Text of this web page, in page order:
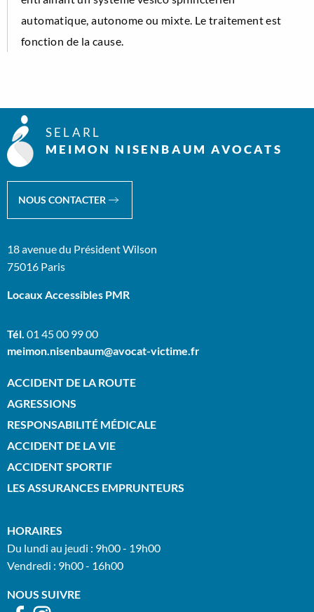
automatique, autonome ou mixte. Le traitement est
fonction de la cause.
SELARL
MEIMON NISENBAUM AVOCATS
NOUS CONTACTER
18 avenue du Président Wilson
75016 Paris
Locaux Accessibles PMR
Tél. 01 45 00 99 00
meimon.nisenbaum@avocat-victime.fr
ACCIDENT DE LA ROUTE
AGRESSIONS
RESPONSABILITÉ MÉDICALE
ACCIDENT DE LA VIE
ACCIDENT SPORTIF
LES ASSURANCES EMPRUNTEURS
HORAIRES
Du lundi au jeudi : 9h00 - 19h00
Vendredi : 9h00 - 16h00
NOUS SUIVRE